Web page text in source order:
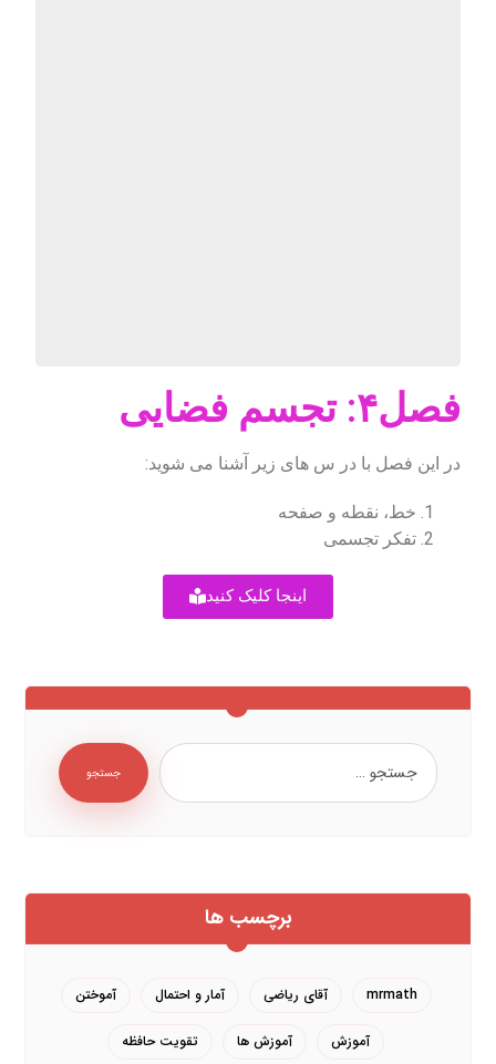
فصل۴: تجسم فضایی
در این فصل با در س های زیر آشنا می شوید:
خط، نقطه و صفحه
تفکر تجسمی
اینجا کلیک کنید
جستجو
برچسب ها
mrmath آقای ریاضی آمار و احتمال آموختن
آموزش آموزش ها تقویت حافظه